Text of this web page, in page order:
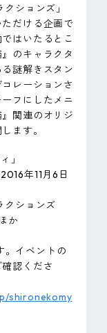
ションズ」
だける企画で
はいたるとこ
のキャラクタ
謎解きスタン
レーションさ
フにしたメニ
関連のオリジ
ます。
」
年11月6日
クションズ
か
。イベントの
認くださ
shironekomy